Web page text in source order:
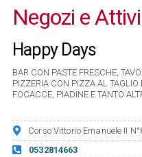
Negozi e
Happy Days
BAR CON PASTE FRESCHE,
PIZZERIA CON PIZZA AL
FOCACCE, PIADINE E TANTO
Corso Vittorio Emanuele II
0532814663